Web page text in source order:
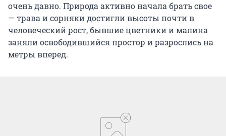
очень давно. Природа активно начала брать свое
— трава и сорняки достигли высоты почти в
человеческий рост, бывшие цветники и малина
заняли освободившийся простор и разрослись на
метры вперед.